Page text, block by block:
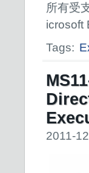
所有受
icrosoft
Tags:
2011-